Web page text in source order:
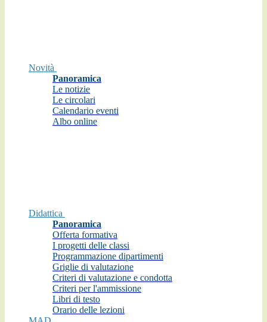
Novità
Panoramica
Le notizie
Le circolari
Calendario eventi
Albo online
Didattica
Panoramica
Offerta formativa
I progetti delle classi
Programmazione dipartimenti
Griglie di valutazione
Criteri di valutazione e condotta
Criteri per l'ammissione
Libri di testo
Orario delle lezioni